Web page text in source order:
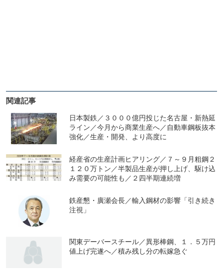
関連記事
日本製鉄／３０００億円投じた名古屋・新熱延
ライン／今月から商業生産へ／自動車鋼板抜本
強化／生産・開発、より高度に
経産省の生産計画ヒアリング／７～９月粗鋼２
１２０万トン／半製品生産が押し上げ、駆け込
み需要の可能性も／２四半期連続増
鉄産懇・廣瀬会長／輸入鋼材の影響「引き続き
注視」
関東デーバースチール／異形棒鋼、１．５万円
値上げ完遂へ／積み残し分の転嫁急ぐ